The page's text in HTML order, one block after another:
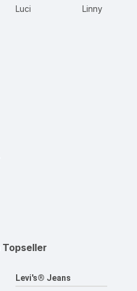
Luci
Linny
Topseller
Levi's® Jeans